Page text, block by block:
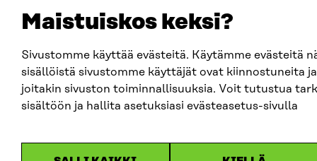
Maistuiskos keksi?
Sivustomme käyttää evästeitä. Käytämme evästeitä
sisällöistä sivustomme käyttäjät ovat kiinnostuneita
joitakin sivuston toiminnallisuuksia. Voit tutustua
sisältöön ja hallita asetuksiasi evästeasetus-sivulla